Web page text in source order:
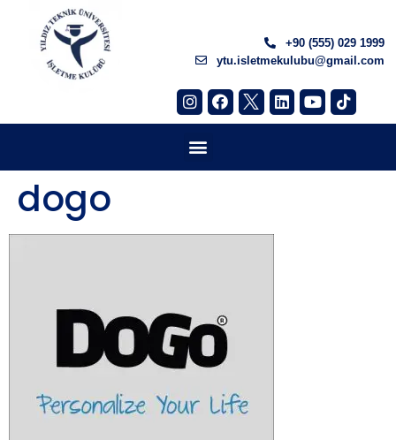
+90 (555) 029 1999
ytu.isletmekulubu@gmail.com
dogo